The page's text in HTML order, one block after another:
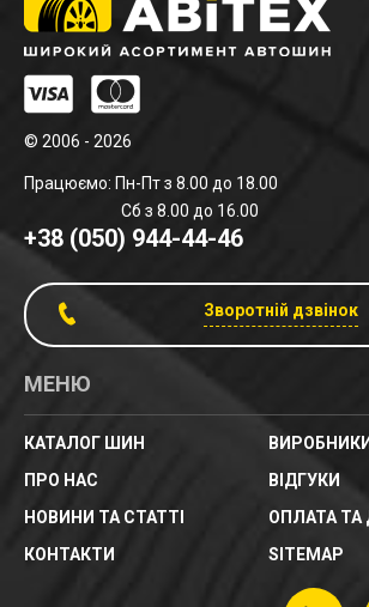
© 2006 - 2026
Працюємо: Пн-Пт з 8.00 до 18.00
Сб з 8.00 до 16.00
+38 (050) 944-44-46
Зворотній дзвінок
МЕНЮ
КАТАЛОГ ШИН
ВИРОБНИКИ
ПРО НАС
ВІДГУКИ
НОВИНИ ТА СТАТТІ
ОПЛАТА ТА
КОНТАКТИ
SITEMAP